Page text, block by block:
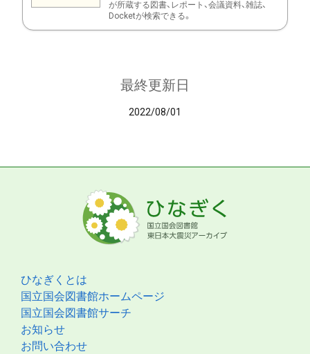
が所蔵する図書、レポート、会議資料、雑誌、
Docketが検索できる。
最終更新日
2022/08/01
ひなぎくとは
国立国会図書館ホームページ
国立国会図書館サーチ
お知らせ
お問い合わせ